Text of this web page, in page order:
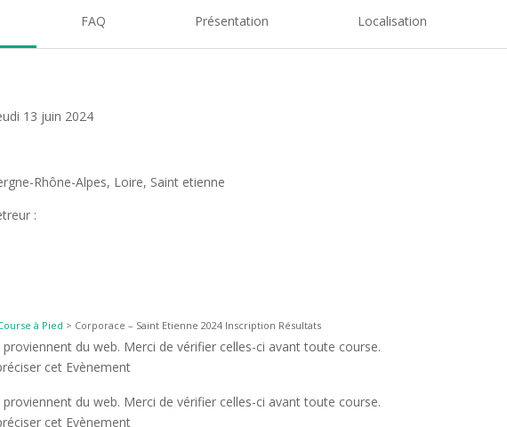
FAQ Présentation Localisation
13 juin 2024
Rhône-Alpes, Loire, Saint etienne
:
à Pied > Corporace – Saint Etienne 2024 Inscription Résultats
du web. Merci de vérifier celles-ci avant toute course.
cet Evènement
du web. Merci de vérifier celles-ci avant toute course.
cet Evènement